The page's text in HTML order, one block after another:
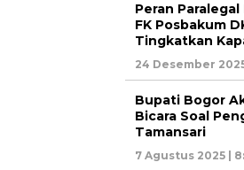
Peran
FK Posbakum
Tingkatkan
24 Desember
Bupati Bogor
Bicara Soal
Tamansari
7 Agustus 2025 |